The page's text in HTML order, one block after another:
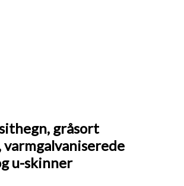
gråsort
u-skinner